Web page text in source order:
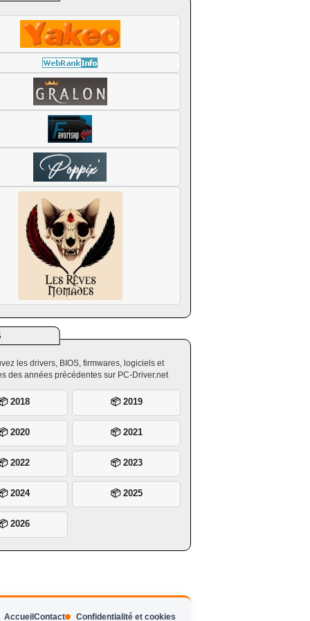
les drivers, BIOS, firmwares, logiciels et
des années précédentes sur PC-Driver.net
2018 📦 2019
2020 📦 2021
2022 📦 2023
2024 📦 2025
2026
Accueil Contact Confidentialité et cookies